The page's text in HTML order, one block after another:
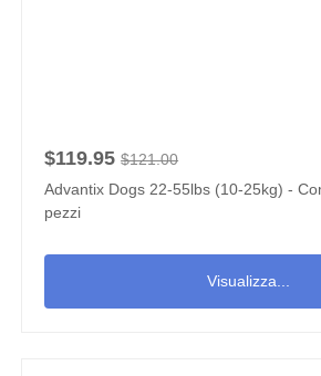
$119.95 $121.00
Advantix Dogs 22-55lbs (10-25kg) -
pezzi
Visualizza...